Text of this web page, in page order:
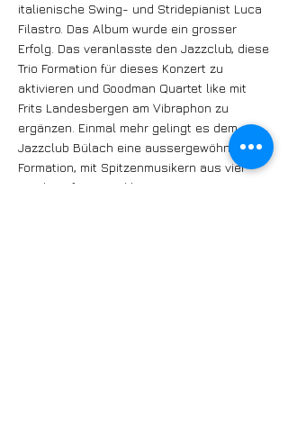
italienische Swing- und Stridepianist Luca
Filastro. Das Album wurde ein grosser
Erfolg. Das veranlasste den Jazzclub, diese
Trio Formation für dieses Konzert zu
aktivieren und Goodman Quartet like mit
Frits Landesbergen am Vibraphon zu
ergänzen. Einmal mehr gelingt es dem
Jazzclub Bülach eine aussergewöhnliche
Formation, mit Spitzenmusikern aus vier
Ländern, für ein exklusives Konzert